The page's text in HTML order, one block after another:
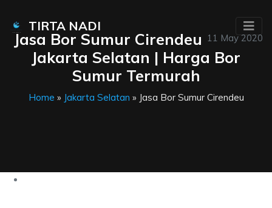
TIRTA NADI
11 May 2020
Jasa Bor Sumur Cirendeu
Jakarta Selatan | Harga Bor
Sumur Termurah
Home » Jakarta Selatan » Jasa Bor Sumur Cirendeu